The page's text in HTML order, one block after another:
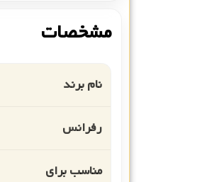
مشخصات
نام برند
رفرانس
مناسب برای